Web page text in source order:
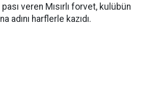
veren Mısırlı forvet, kulübün
adını harflerle kazıdı.